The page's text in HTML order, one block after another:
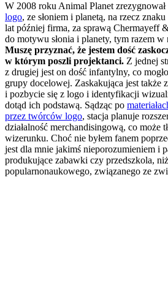
W 2008 roku Animal Planet zrezygnował
logo, ze słoniem i planetą, na rzecz
lat później firma, za sprawą Chermayeff
do motywu słonia i planety, tym razem
Muszę przyznać, że jestem dość
w którym poszli projektanci. Z jednej
z drugiej jest on dość infantylny, co
grupy docelowej. Zaskakująca jest także
i pozbycie się z logo i identyfikacji
dotąd ich podstawą. Sądząc po
przez twórców logo, stacja planuje
działalność merchandisingową, co może
wizerunku. Choć nie byłem fanem
jest dla mnie jakimś nieporozumieniem i
produkujące zabawki czy przedszkola,
popularnonaukowego, związanego ze